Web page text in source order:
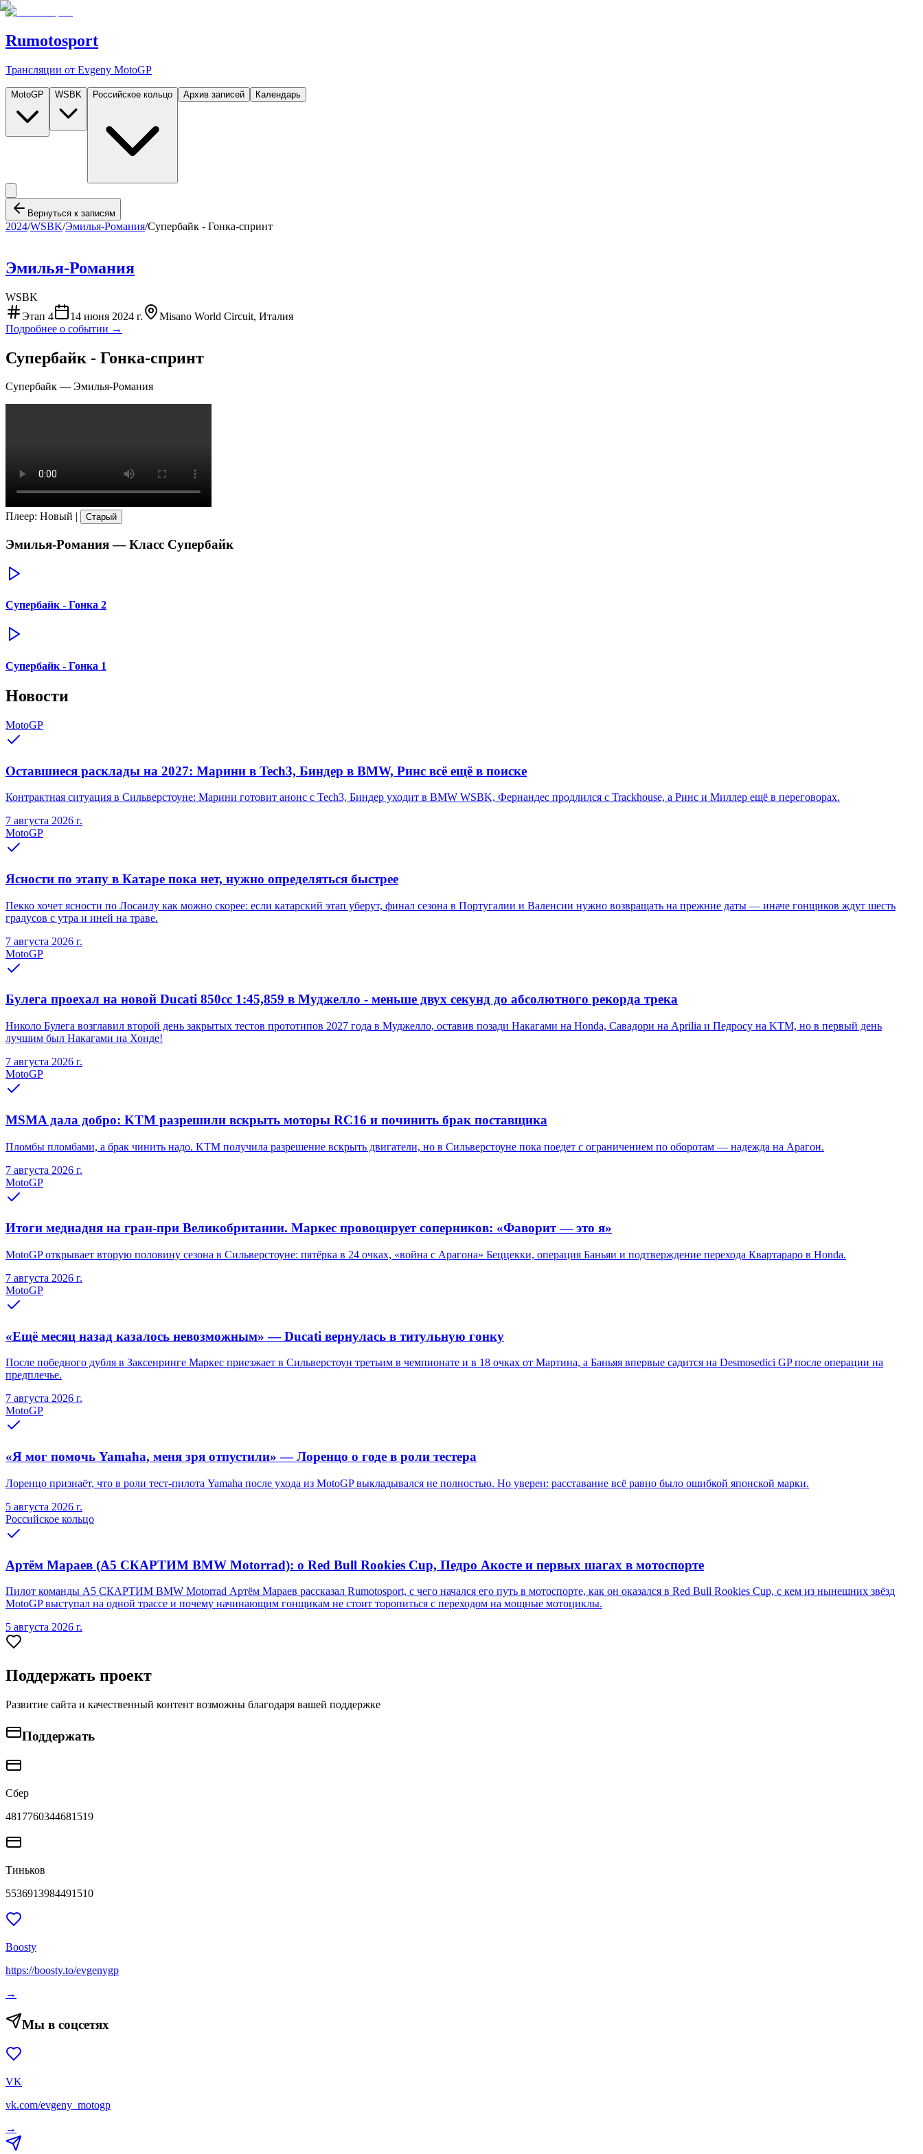
Rumotosport
Трансляции от Evgeny MotoGP
MotoGP WSBK Российское кольцо Архив записей Календарь
Вернуться к записям
2024/WSBK/Эмилья-Романия/Супербайк - Гонка-спринт
Эмилья-Романия
WSBK
Этап 4 14 июня 2024 г.
Misano World Circuit, Италия
Подробнее о событии →
Супербайк - Гонка-спринт
Супербайк — Эмилья-Романия
Плеер: Новый | Старый
Эмилья-Романия— Класс Супербайк
Супербайк - Гонка 2
Супербайк - Гонка 1
Новости
MotoGP
Оставшиеся расклады на 2027: Марини в Tech3, Биндер в BMW, Ринс всё ещё в поиске
Контрактная ситуация в Сильверстоуне: Марини готовит анонс с Tech3, Биндер уходит в BMW WSBK, Фернандес продлился с Trackhouse, а Ринс и Миллер ещё в переговорах.
7 августа 2026 г.
MotoGP
Ясности по этапу в Катаре пока нет, нужно определяться быстрее
Пекко хочет ясности по Лосаилу как можно скорее: если катарский этап уберут, финал сезона в Португалии и Валенсии нужно возвращать на прежние даты — иначе гонщиков ждут шесть
градусов с утра и иней на траве.
7 августа 2026 г.
MotoGP
Булега проехал на новой Ducati 850cc 1:45,859 в Муджелло - меньше двух секунд до абсолютного рекорда трека
Николо Булега возглавил второй день закрытых тестов прототипов 2027 года в Муджелло, оставив позади Накагами на Honda, Савадори на Aprilia и Педросу на KTM, но в первый день
лучшим был Накагами на Хонде!
7 августа 2026 г.
MotoGP
MSMA дала добро: KTM разрешили вскрыть моторы RC16 и починить брак поставщика
Пломбы пломбами, а брак чинить надо. KTM получила разрешение вскрыть двигатели, но в Сильверстоуне пока поедет с ограничением по оборотам — надежда на Арагон.
7 августа 2026 г.
MotoGP
Итоги медиадня на гран-при Великобритании. Маркес провоцирует соперников: «Фаворит — это я»
MotoGP открывает вторую половину сезона в Сильверстоуне: пятёрка в 24 очках, «война с Арагона» Беццекки, операция Баньяи и подтверждение перехода Квартараро в Honda.
7 августа 2026 г.
MotoGP
«Ещё месяц назад казалось невозможным» — Ducati вернулась в титульную гонку
После победного дубля в Заксенринге Маркес приезжает в Сильверстоун третьим в чемпионате и в 18 очках от Мартина, а Баньяя впервые садится на Desmosedici GP после операции на
предплечье.
7 августа 2026 г.
MotoGP
«Я мог помочь Yamaha, меня зря отпустили» — Лоренцо о годе в роли тестера
Лоренцо признаёт, что в роли тест-пилота Yamaha после ухода из MotoGP выкладывался не полностью. Но уверен: расставание всё равно было ошибкой японской марки.
5 августа 2026 г.
Российское кольцо
Артём Мараев (A5 СКАРТИМ BMW Motorrad): о Red Bull Rookies Cup, Педро Акосте и первых шагах в мотоспорте
Пилот команды A5 СКАРТИМ BMW Motorrad Артём Мараев рассказал Rumotosport, с чего начался его путь в мотоспорте, как он оказался в Red Bull Rookies Cup, с кем из нынешних звёзд
MotoGP выступал на одной трассе и почему начинающим гонщикам не стоит торопиться с переходом на мощные мотоциклы.
5 августа 2026 г.
Поддержать проект
Развитие сайта и качественный контент возможны благодаря вашей поддержке
Поддержать
Сбер
4817760344681519
Тиньков
5536913984491510
Boosty
https://boosty.to/evgenygp
→
Мы в соцсетях
VK
vk.com/evgeny_motogp
→